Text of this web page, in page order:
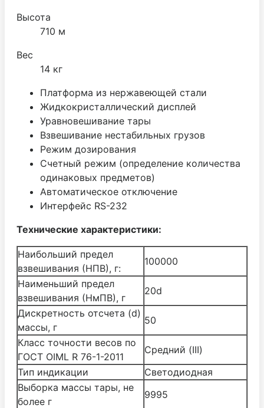
Высота
710 м
Вес
14 кг
Платформа из нержавеющей стали
Жидкокристаллический дисплей
Уравновешивание тары
Взвешивание нестабильных грузов
Режим дозирования
Счетный режим (определение количества
одинаковых предметов)
Автоматическое отключение
Интерфейс RS-232
Технические характеристики:
Наибольший предел
взвешивания (НПВ), г:
100000
Наименьший предел
взвешивания (НмПВ), г
20d
Дискретность отсчета (d)
массы, г
50
Класс точности весов по
ГОСТ OIML R 76-1-2011
Средний (III)
Тип индикации
Светодиодная
Выборка массы тары, не
более г
9995